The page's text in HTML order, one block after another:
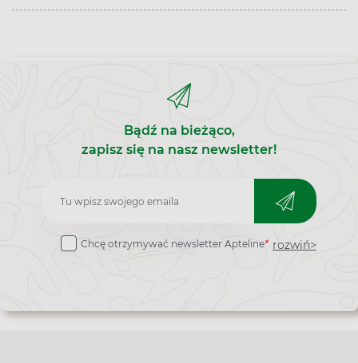
Bądź na bieżąco,
zapisz się na nasz newsletter!
Zapisz
do
Chcę otrzymywać newsletter Apteline* rozwiń>